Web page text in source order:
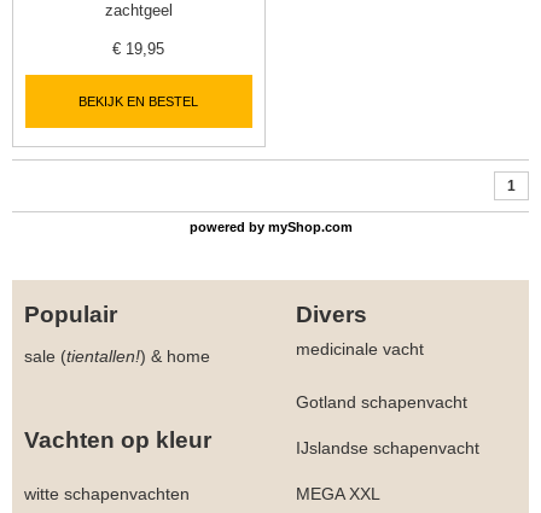
zachtgeel
€ 19,95
BEKIJK EN BESTEL
1
powered by myShop.com
Populair Divers
sale (tientallen!) & home medicinale vacht
Gotland schapenvacht
Vachten op kleur IJslandse schapenvacht
witte schapenvachten MEGA XXL